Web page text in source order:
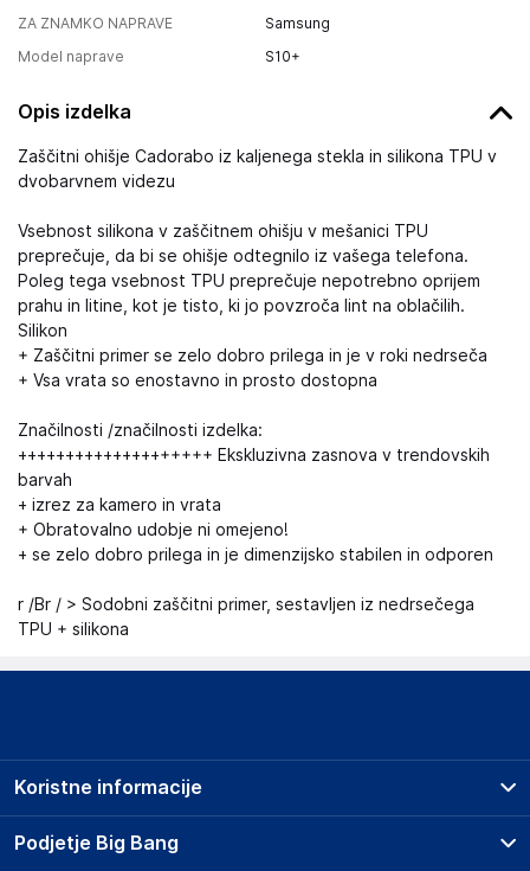
ZA ZNAMKO NAPRAVE
Samsung
Model naprave
S10+
Opis izdelka
Zaščitni ohišje Cadorabo iz kaljenega stekla in silikona TPU v
dvobarvnem videzu
Vsebnost silikona v zaščitnem ohišju v mešanici TPU
preprečuje, da bi se ohišje odtegnilo iz vašega telefona.
Poleg tega vsebnost TPU preprečuje nepotrebno oprijem
prahu in litine, kot je tisto, ki jo povzroča lint na oblačilih.
Silikon
+ Zaščitni primer se zelo dobro prilega in je v roki nedrseča
+ Vsa vrata so enostavno in prosto dostopna
Značilnosti /značilnosti izdelka:
++++++++++++++++++++ Ekskluzivna zasnova v trendovskih
barvah
+ izrez za kamero in vrata
+ Obratovalno udobje ni omejeno!
+ se zelo dobro prilega in je dimenzijsko stabilen in odporen
r /Br / > Sodobni zaščitni primer, sestavljen iz nedrsečega
TPU + silikona
Podjetje Big Bang
Koristne informacije
Prodajna mesta